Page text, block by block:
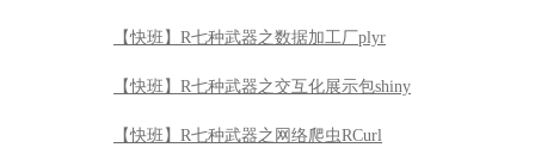
【快班】R七种武器之数据加工厂plyr
【快班】R七种武器之交互化展示包shiny
【快班】R七种武器之网络爬虫RCurl